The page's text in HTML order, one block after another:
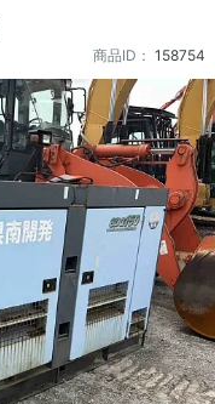
商品ID： 158754